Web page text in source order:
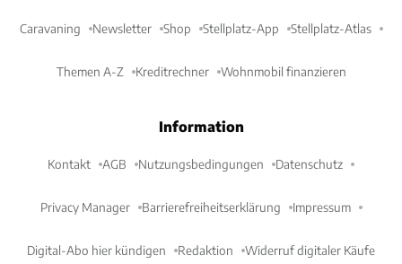
Caravaning Newsletter Shop Stellplatz-App Stellplatz-Atlas
Themen A-Z Kreditrechner Wohnmobil finanzieren
Information
Kontakt AGB Nutzungsbedingungen Datenschutz
Privacy Manager Barrierefreiheitserklärung Impressum
Digital-Abo hier kündigen Redaktion Widerruf digitaler Käufe